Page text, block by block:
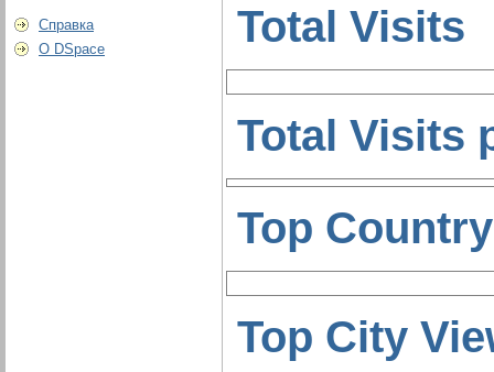
Справка
О DSpace
Total Visits
Total Visits
Top
Top City